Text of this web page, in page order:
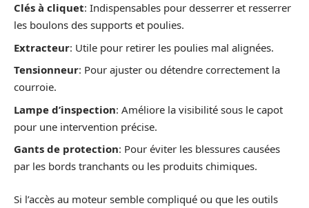
Clés à cliquet: Indispensables pour desserrer et resserrer
les boulons des supports et poulies.
Extracteur: Utile pour retirer les poulies mal alignées.
Tensionneur: Pour ajuster ou détendre correctement la
courroie.
Lampe d’inspection: Améliore la visibilité sous le capot
pour une intervention précise.
Gants de protection: Pour éviter les blessures causées
par les bords tranchants ou les produits chimiques.
Si l’accès au moteur semble compliqué ou que les outils